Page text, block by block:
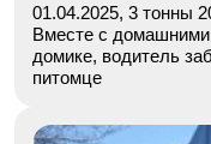
01.04.2025, 3 тонны
Вместе с
домике, водитель
питомце